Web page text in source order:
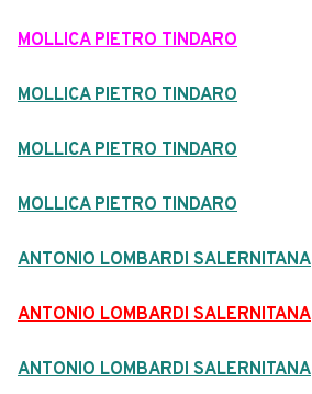
MOLLICA PIETRO TINDARO
MOLLICA PIETRO TINDARO
MOLLICA PIETRO TINDARO
MOLLICA PIETRO TINDARO
ANTONIO LOMBARDI SALERNITANA
ANTONIO LOMBARDI SALERNITANA
ANTONIO LOMBARDI SALERNITANA